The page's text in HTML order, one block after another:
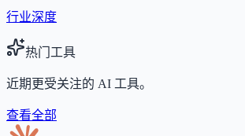
行业深度
热门工具
近期更受关注的 AI 工具。
查看全部